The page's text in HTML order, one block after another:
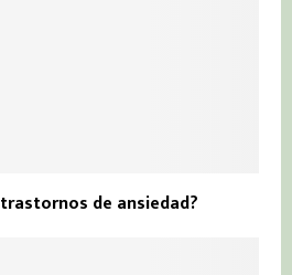
de ansiedad?